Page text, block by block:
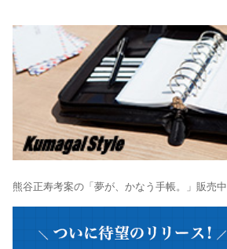
熊谷正寿考案の「夢が、かなう手帳。」販売中